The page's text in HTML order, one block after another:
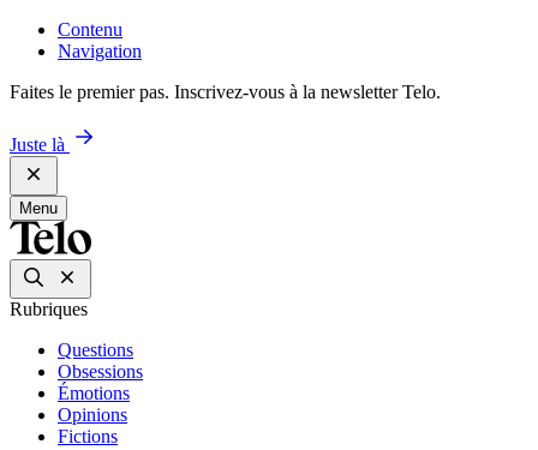
Contenu
Navigation
Faites le premier pas. Inscrivez-vous à la newsletter Telo.
Juste là
Menu
Rubriques
Questions
Obsessions
Émotions
Opinions
Fictions